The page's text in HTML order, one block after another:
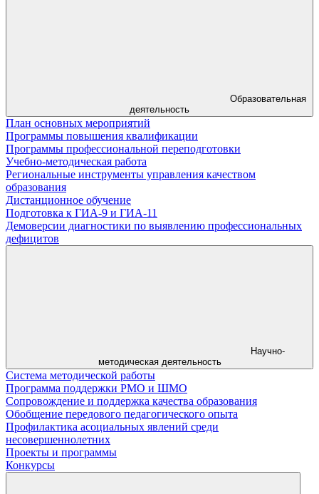
Образовательная
деятельность
План основных мероприятий
Программы повышения квалификации
Программы профессиональной переподготовки
Учебно-методическая работа
Региональные инструменты управления качеством
образования
Дистанционное обучение
Подготовка к ГИА-9 и ГИА-11
Демоверсии диагностики по выявлению профессиональных
дефицитов
Научно-
методическая деятельность
Система методической работы
Программа поддержки РМО и ШМО
Сопровождение и поддержка качества образования
Обобщение передового педагогического опыта
Профилактика асоциальных явлений среди
несовершеннолетних
Проекты и программы
Конкурсы